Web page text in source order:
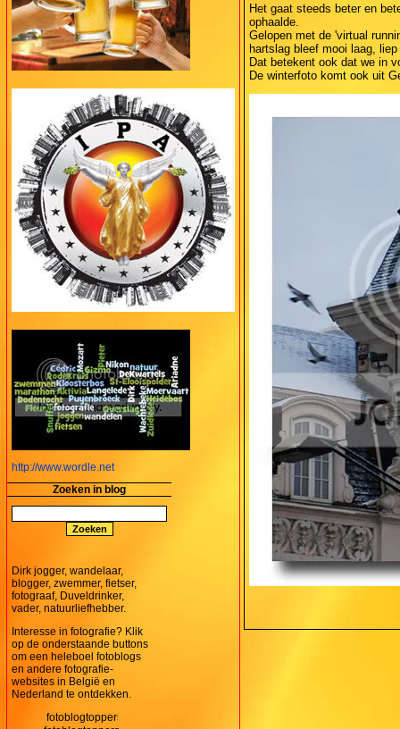
http://www.wordle.net
Zoeken in blog
Dirk jogger, wandelaar,
blogger, zwemmer, fietser,
fotograaf, Duveldrinker,
vader, natuurliefhebber.
Interesse in fotografie? Klik
op de onderstaande buttons
om een heleboel fotoblogs
en andere fotografie-
websites in België en
Nederland te ontdekken.
Het gaat steeds beter en
ophaalde.
Gelopen met de 'virtual
hartslag bleef mooi laag,
Dat betekent ook dat we in
De winterfoto komt ook uit